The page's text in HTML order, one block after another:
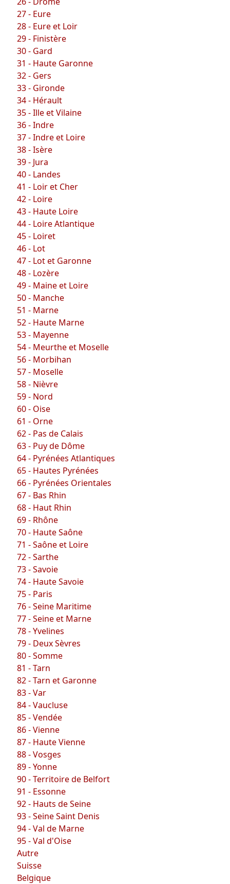
27 - Eure
28 - Eure et Loir
29 - Finistère
30 - Gard
31 - Haute Garonne
32 - Gers
33 - Gironde
34 - Hérault
35 - Ille et Vilaine
36 - Indre
37 - Indre et Loire
38 - Isère
39 - Jura
40 - Landes
41 - Loir et Cher
42 - Loire
43 - Haute Loire
44 - Loire Atlantique
45 - Loiret
46 - Lot
47 - Lot et Garonne
48 - Lozère
49 - Maine et Loire
50 - Manche
51 - Marne
52 - Haute Marne
53 - Mayenne
54 - Meurthe et Moselle
56 - Morbihan
57 - Moselle
58 - Nièvre
59 - Nord
60 - Oise
61 - Orne
62 - Pas de Calais
63 - Puy de Dôme
64 - Pyrénées Atlantiques
65 - Hautes Pyrénées
66 - Pyrénées Orientales
67 - Bas Rhin
68 - Haut Rhin
69 - Rhône
70 - Haute Saône
71 - Saône et Loire
72 - Sarthe
73 - Savoie
74 - Haute Savoie
75 - Paris
76 - Seine Maritime
77 - Seine et Marne
78 - Yvelines
79 - Deux Sèvres
80 - Somme
81 - Tarn
82 - Tarn et Garonne
83 - Var
84 - Vaucluse
85 - Vendée
86 - Vienne
87 - Haute Vienne
88 - Vosges
89 - Yonne
90 - Territoire de Belfort
91 - Essonne
92 - Hauts de Seine
93 - Seine Saint Denis
94 - Val de Marne
95 - Val d'Oise
Autre
Suisse
Belgique